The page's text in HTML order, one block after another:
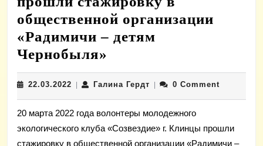
общественной организации
«Радимичи – детям
Чернобыля»
клуба
«Созвездие»
стажировку
в
22.03.2022 22.03.2022Галина ГердтГалина0 Comment
20 марта 2022 года волонтеры молодежного
экологического клуба «Созвездие» г. Клинцы прошли
стажировку в общественной организации «Радимичи –